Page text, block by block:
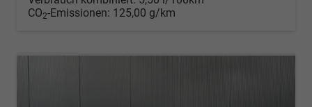
CO2-Emissionen: 125,00 g/km